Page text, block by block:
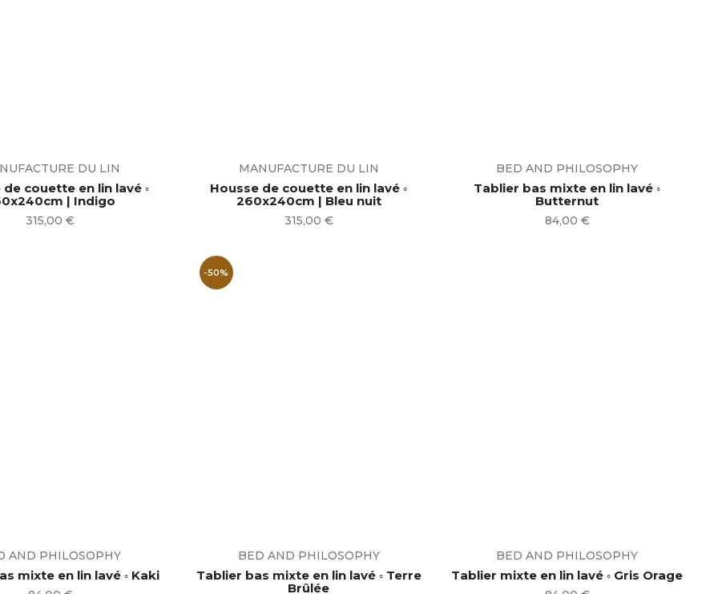
DU LIN
couette en lin lavé ◦
| Indigo
Prix
315,00 €
MANUFACTURE DU LIN
Housse de couette en lin lavé ◦
260x240cm | Bleu nuit
Prix
315,00 €
BED AND PHILOSOPHY
Tablier bas mixte en lin lavé ◦
Butternut
Prix
84,00 €
AND PHILOSOPHY
mixte en lin lavé ◦ Kaki
-50%
BED AND PHILOSOPHY
Tablier bas mixte en lin lavé ◦ Terre
Brûlée
BED AND PHILOSOPHY
Tablier mixte en lin lavé ◦ Gris Orage